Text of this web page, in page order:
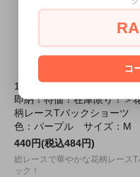
1282C▲＜本店在庫限定＞
即納！特価！在庫限り！＞
柄レースTバックショーツ
色：パープル サイズ：M
440円(税込484円)
総レースで華やかな花柄レースT
ック！
コ